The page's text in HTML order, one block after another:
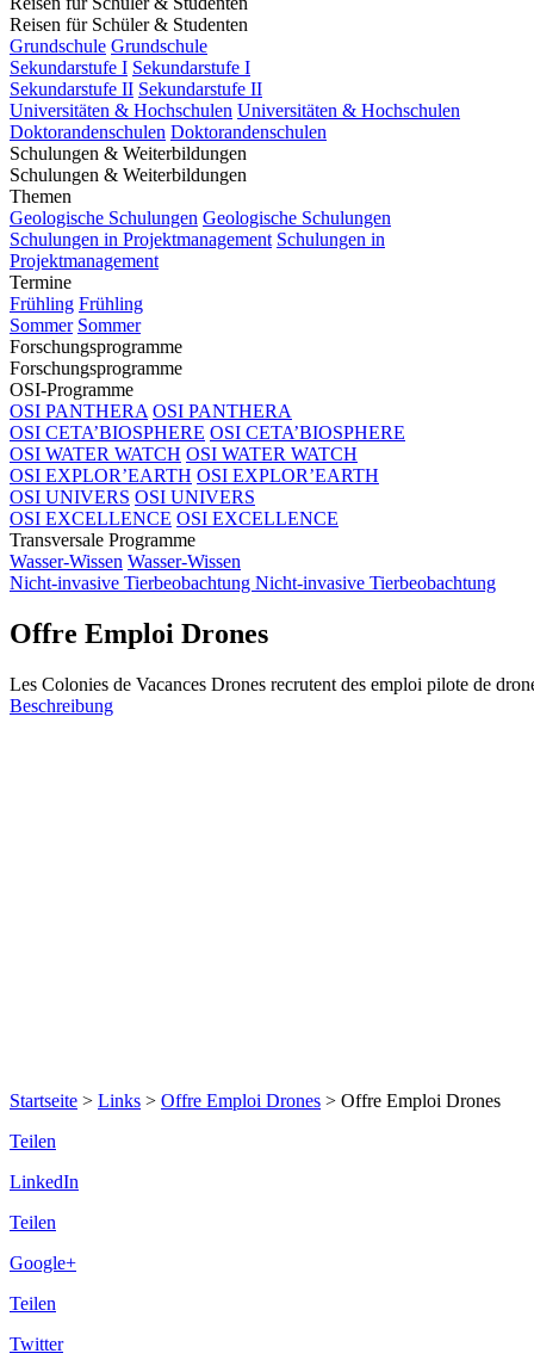
Reisen für Schüler & Studenten
Grundschule Grundschule
Sekundarstufe I Sekundarstufe I
Sekundarstufe II Sekundarstufe II
Universitäten & Hochschulen Universitäten & Hochschulen
Doktorandenschulen Doktorandenschulen
Schulungen & Weiterbildungen
Schulungen & Weiterbildungen
Themen
Geologische Schulungen Geologische Schulungen
Schulungen in Projektmanagement Schulungen in
Projektmanagement
Termine
Frühling Frühling
Sommer Sommer
Forschungsprogramme
Forschungsprogramme
OSI-Programme
OSI PANTHERA OSI PANTHERA
OSI CETA’BIOSPHERE OSI CETA’BIOSPHERE
OSI WATER WATCH OSI WATER WATCH
OSI EXPLOR’EARTH OSI EXPLOR’EARTH
OSI UNIVERS OSI UNIVERS
OSI EXCELLENCE OSI EXCELLENCE
Transversale Programme
Wasser-Wissen Wasser-Wissen
Nicht-invasive Tierbeobachtung Nicht-invasive Tierbeobachtung
Offre Emploi Drones
Les Colonies de Vacances Drones recrutent des emploi pilote de
Beschreibung
Startseite > Links > Offre Emploi Drones > Offre Emploi Drones
Teilen
LinkedIn
Teilen
Google+
Teilen
Twitter